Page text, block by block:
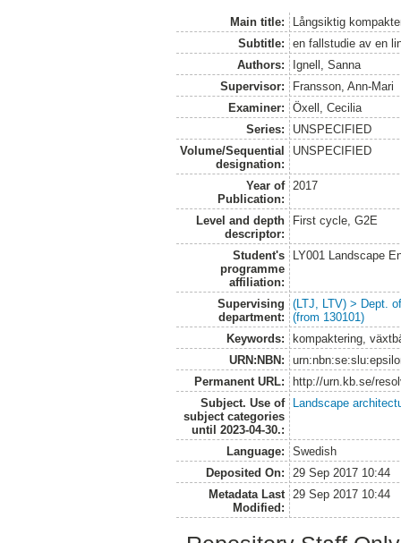
Main title:
Långsiktig
Subtitle:
en fallstudie av en
Authors:
Ignell, Sanna
Supervisor:
Fransson, Ann-Mari
Examiner:
Öxell, Cecilia
Series:
UNSPECIFIED
Volume/Sequential
designation:
UNSPECIFIED
Year of
Publication:
2017
Level and depth
descriptor:
First cycle, G2E
Student's
programme
affiliation:
LY001 Landscape
Supervising
department:
(LTJ, LTV) > Dept.
(from 130101)
Keywords:
kompaktering,
URN:NBN:
Permanent URL:
http://urn.kb.se/
Subject. Use of
subject categories
until 2023-04-30.:
Landscape
Language:
Swedish
Deposited On:
29 Sep 2017 10:44
Metadata Last
Modified:
29 Sep 2017 10:44